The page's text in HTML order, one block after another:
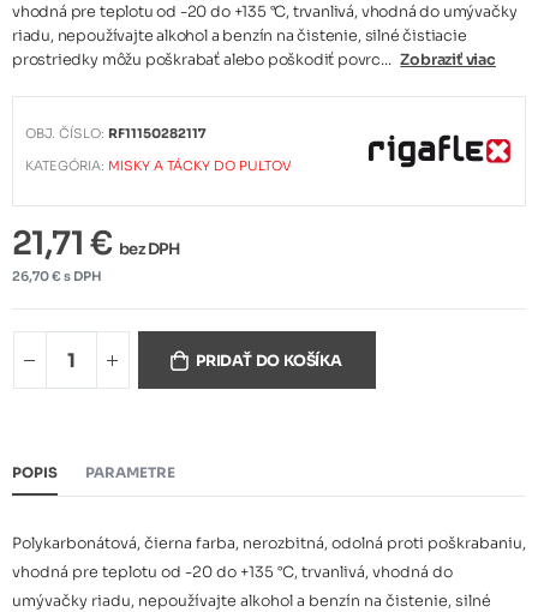
vhodná pre teplotu od -20 do +135 °C, trvanlivá, vhodná do umývačky
riadu, nepoužívajte alkohol a benzín na čistenie, silné čistiacie
prostriedky môžu poškrabať alebo poškodiť povrc... Zobraziť viac
OBJ. ČÍSLO: RF11150282117
KATEGÓRIA: MISKY A TÁCKY DO PULTOV
21,71 € bez DPH
26,70 € s DPH
PRIDAŤ DO KOŠÍKA
POPIS PARAMETRE
Polykarbonátová, čierna farba, nerozbitná, odolná proti poškrabaniu,
vhodná pre teplotu od -20 do +135 °C, trvanlivá, vhodná do
umývačky riadu, nepoužívajte alkohol a benzín na čistenie, silné